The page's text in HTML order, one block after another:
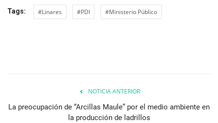
Tags: #Linares #PDI #Ministerio Público
NOTICIA ANTERIOR
La preocupación de “Arcillas Maule” por el medio ambiente en
la producción de ladrillos